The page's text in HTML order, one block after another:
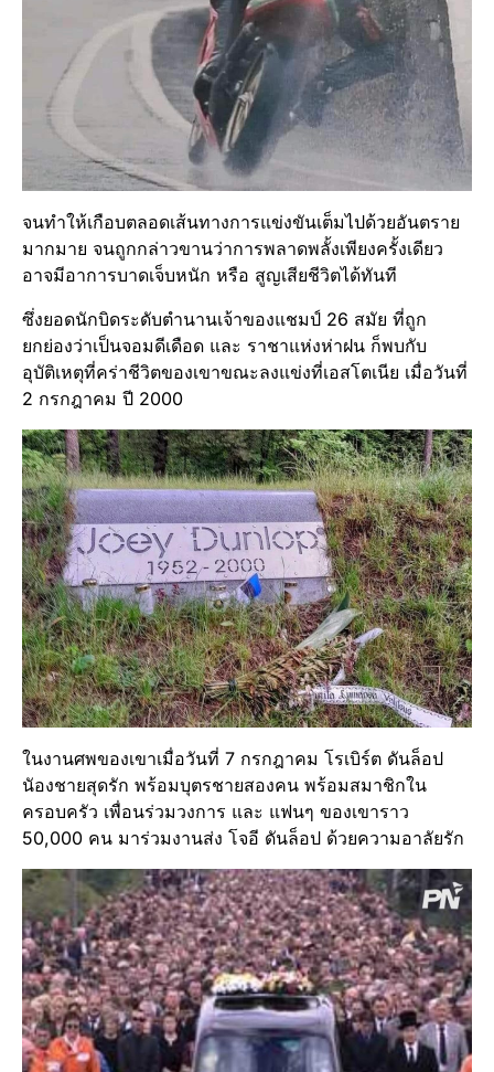
จนทำให้เกือบตลอดเส้นทางการแข่งขันเต็มไปด้วยอันตราย
มากมาย จนถูกกล่าวขานว่าการพลาดพลั้งเพียงครั้งเดียว
อาจมีอาการบาดเจ็บหนัก หรือ สูญเสียชีวิตได้ทันที
ซึ่งยอดนักบิดระดับตำนานเจ้าของแชมป์ 26 สมัย ที่ถูก
ยกย่องว่าเป็นจอมดีเดือด และ ราชาแห่งห่าฝน ก็พบกับ
อุบัติเหตุที่คร่าชีวิตของเขาขณะลงแข่งที่เอสโตเนีย เมื่อวันที่
2 กรกฎาคม ปี 2000
ในงานศพของเขาเมื่อวันที่ 7 กรกฎาคม โรเบิร์ต ดันล็อป
นัองชายสุดรัก พร้อมบุตรชายสองคน พร้อมสมาชิกใน
ครอบครัว เพื่อนร่วมวงการ และ แฟนๆ ของเขาราว
50,000 คน มาร่วมงานส่ง โจอี ดันล็อป ด้วยความอาลัยรัก